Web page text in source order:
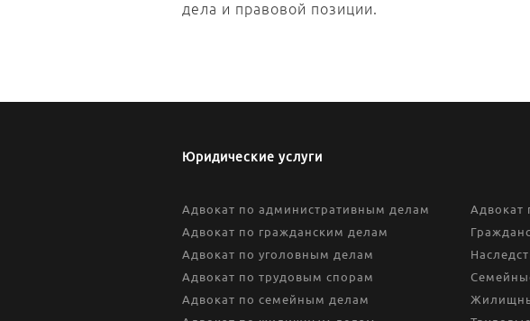
дела и правовой позиции.
Юридические услуги
Адвокат по административным делам
Адвокат по гражданским делам
Адвокат по уголовным делам
Адвокат по трудовым спорам
Адвокат по семейным делам
Адвокат